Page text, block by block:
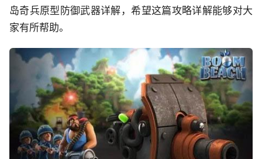
岛奇兵原型防御武器详解，希望这篇攻略详解能够对大
家有所帮助。